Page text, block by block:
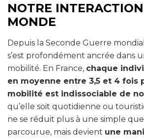
NOTRE
MONDE
Depuis la Seconde Guerre
s’est profondément ancrée dans
mobilité. En France, chaque
en moyenne entre 3,5 et 4 fois
mobilité est indissociable de
qu’elle soit quotidienne ou
ne se réduit plus à une simple
parcourue, mais devient une